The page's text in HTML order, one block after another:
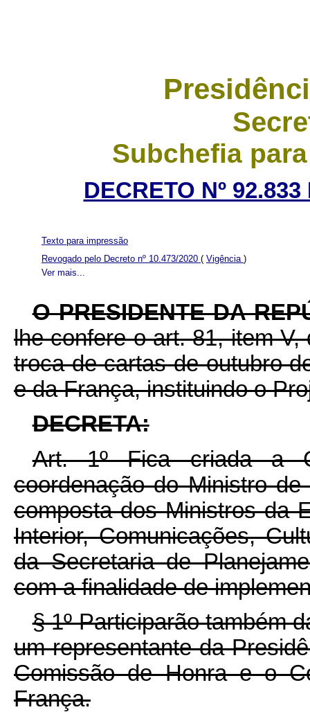
Subchefia
DECRETO Nº
Ver mais...
Texto para impressão
Revogado pelo Decreto nº 10.473/2020 ( Vigência )
O PRESIDENTE DA
lhe confere o art. 81, item
troca de cartas de outubro
e da França, instituindo o
DECRETA:
Art. 1º Fica criada a
coordenação do Ministro
composta dos Ministros da
Interior, Comunicações,
da Secretaria de
com a finalidade de
§ 1º Participarão também
um representante da
Comissão de Honra e o
França.